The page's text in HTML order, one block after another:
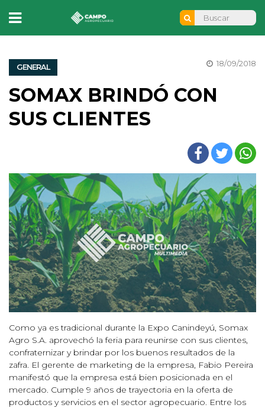
GENERAL 18/09/2018
SOMAX BRINDÓ CON
SUS CLIENTES
Como ya es tradicional durante la Expo Canindeyú, Somax
Agro S.A. aprovechó la feria para reunirse con sus clientes,
confraternizar y brindar por los buenos resultados de la
zafra. El gerente de marketing de la empresa, Fabio Pereira
manifestó que la empresa está bien posicionada en el
mercado. Cumple 9 años de trayectoria en la oferta de
productos y servicios en el sector agropecuario. Entre los